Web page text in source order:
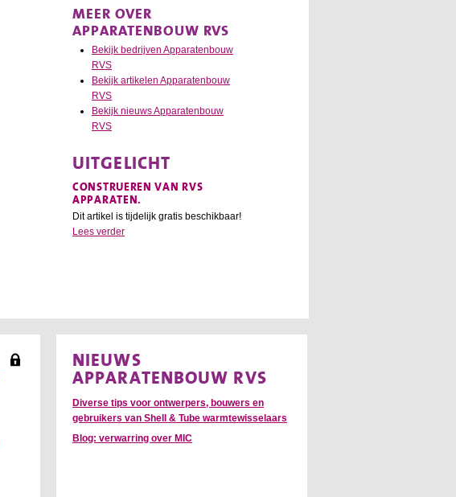
MEER OVER
APPARATENBOUW RVS
Bekijk bedrijven Apparatenbouw
RVS
Bekijk artikelen Apparatenbouw
RVS
Bekijk nieuws Apparatenbouw
RVS
UITGELICHT
CONSTRUEREN VAN RVS
APPARATEN.
Dit artikel is tijdelijk gratis beschikbaar!
Lees verder
NIEUWS
APPARATENBOUW RVS
Diverse tips voor ontwerpers, bouwers en
gebruikers van Shell & Tube warmtewisselaars
Blog: verwarring over MIC